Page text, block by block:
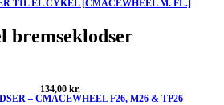
TIL EL CYKEL [CMACEWHEEL M. FL.]
bremseklodser
134,00 kr.
– CMACEWHEEL F26, M26 & TP26